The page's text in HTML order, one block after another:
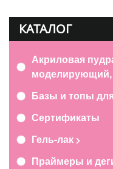
КАТАЛОГ
Акриловая
Базы и топы
Сертификаты
Гель-лак
Праймеры и